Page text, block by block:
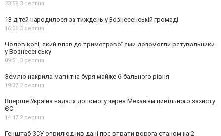
23:58,3 серпня
13 дітей народилося за тиждень у Вознесенській громаді
16:56,3 серпня
Чоловікові, який впав до триметрової ями допомогли рятувальники
у Вознесенську
09:51,3 серпня
Землю накрила магнітна буря майже 6-бального рівня
19:37,2 серпня
Вперше Україна надала допомогу через Механізм цивільного захисту
ЄС
14:47,2 серпня
Генштаб ЗСУ оприлюднив дані про втрати ворога станом на 2